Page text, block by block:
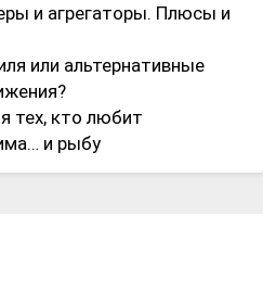
и агрегаторы. Плюсы и
или альтернативные
тех, кто любит
и рыбу